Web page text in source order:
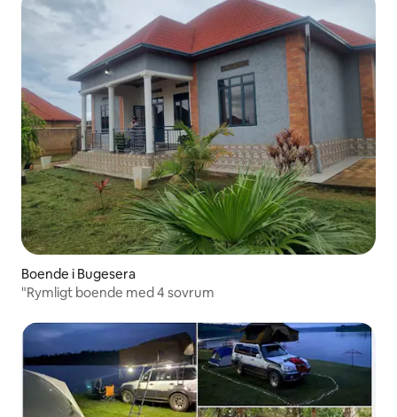
Boende i Bugesera
"Rymligt boende med 4 sovrum